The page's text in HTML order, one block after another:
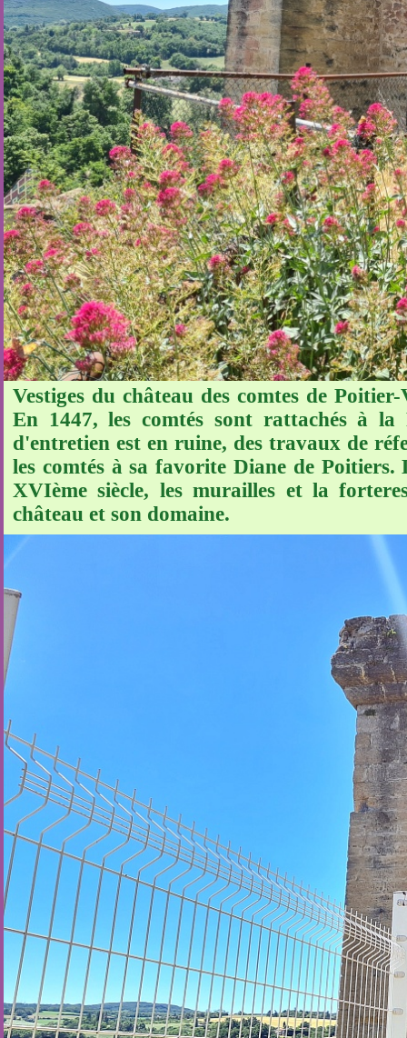
Vestiges du château des comtes de
En 1447, les comtés sont rattachés à
d'entretien est en ruine, des travaux de
les comtés à sa favorite Diane de
XVIème siècle, les murailles et la
château et son domaine.